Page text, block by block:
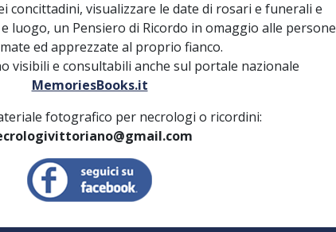
concittadini, visualizzare le date di rosari e funerali e
luogo, un Pensiero di Ricordo in omaggio alle persone
ed apprezzate al proprio fianco.
visibili e consultabili anche sul portale nazionale
MemoriesBooks.it
fotografico per necrologi o ricordini: